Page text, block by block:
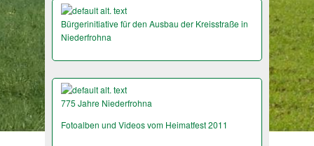
Bürgerinitiative für den Ausbau der Kreisstraße in
Niederfrohna
775 Jahre Niederfrohna
Fotoalben und Videos vom Heimatfest 2011